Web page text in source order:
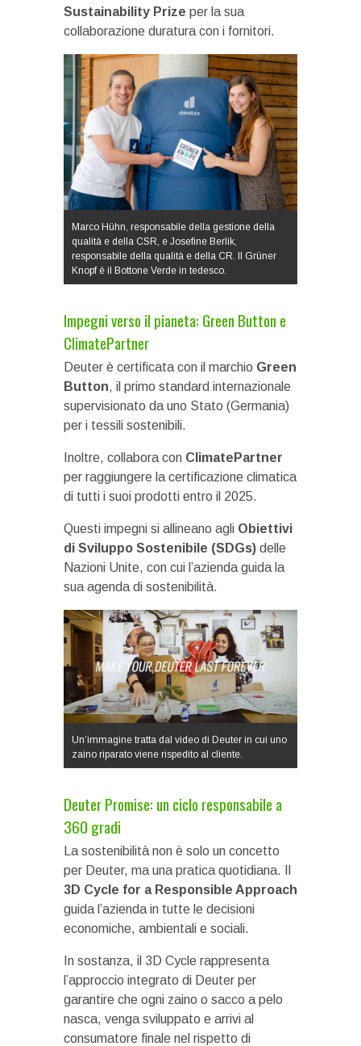
Sustainability Prize per la sua
collaborazione duratura con i fornitori.
Marco Hühn, responsabile della gestione della
qualità e della CSR, e Josefine Berlik,
responsabile della qualità e della CR. Il Grüner
Knopf è il Bottone Verde in tedesco.
Impegni verso il pianeta: Green Button e
ClimatePartner
Deuter è certificata con il marchio Green
Button, il primo standard internazionale
supervisionato da uno Stato (Germania)
per i tessili sostenibili.
Inoltre, collabora con ClimatePartner
per raggiungere la certificazione climatica
di tutti i suoi prodotti entro il 2025.
Questi impegni si allineano agli Obiettivi
di Sviluppo Sostenibile (SDGs) delle
Nazioni Unite, con cui l’azienda guida la
sua agenda di sostenibilità.
Un’immagine tratta dal video di Deuter in cui uno
zaino riparato viene rispedito al cliente.
Deuter Promise: un ciclo responsabile a
360 gradi
La sostenibilità non è solo un concetto
per Deuter, ma una pratica quotidiana. Il
3D Cycle for a Responsible Approach
guida l’azienda in tutte le decisioni
economiche, ambientali e sociali.
In sostanza, il 3D Cycle rappresenta
l’approccio integrato di Deuter per
garantire che ogni zaino o sacco a pelo
nasca, venga sviluppato e arrivi al
consumatore finale nel rispetto di